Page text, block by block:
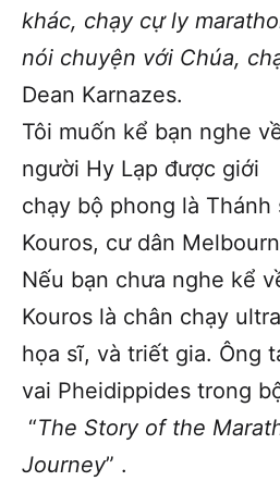
khác, chạy cự ly
nói chuyện với Chúa,
Dean Karnazes.
Tôi muốn kể bạn nghe
người Hy Lạp được giới
chạy bộ phong là Thánh
Kouros, cư dân
Nếu bạn chưa nghe kể
Kouros là chân chạy
họa sĩ, và triết gia. Ông
vai Pheidippides trong
“The Story of the
Journey” .